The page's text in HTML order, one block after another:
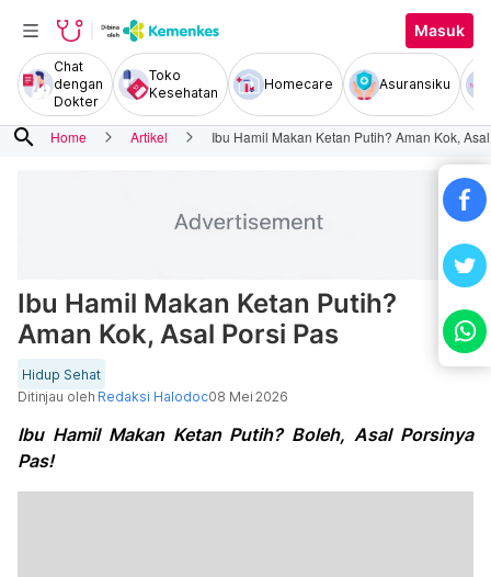
Masuk
Chat
dengan
Dokter
Toko
Kesehatan
Homecare Asuransiku
search Home Artikel Ibu Hamil Makan Ketan Putih? Aman Kok,
Ibu Hamil Makan Ketan Putih?
Aman Kok, Asal Porsi Pas
Hidup Sehat
Ditinjau oleh Redaksi Halodoc08 Mei 2026
Ibu Hamil Makan Ketan Putih? Boleh, Asal Porsinya
Pas!